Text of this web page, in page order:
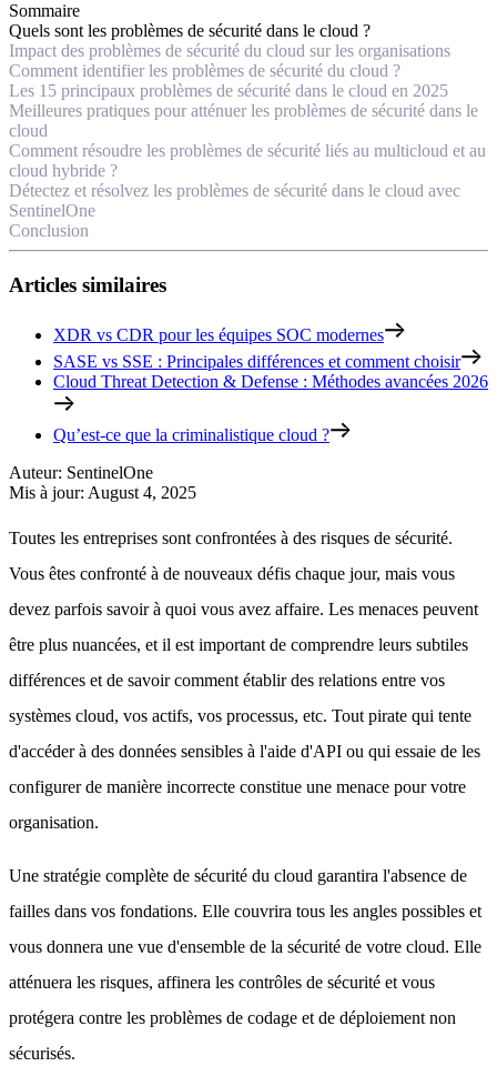
Sommaire
Quels sont les problèmes de sécurité dans le cloud ?
Impact des problèmes de sécurité du cloud sur les organisations
Comment identifier les problèmes de sécurité du cloud ?
Les 15 principaux problèmes de sécurité dans le cloud en 2025
Meilleures pratiques pour atténuer les problèmes de sécurité dans le
cloud
Comment résoudre les problèmes de sécurité liés au multicloud et au
cloud hybride ?
Détectez et résolvez les problèmes de sécurité dans le cloud avec
SentinelOne
Conclusion
Articles similaires
XDR vs CDR pour les équipes SOC modernes
SASE vs SSE : Principales différences et comment choisir
Cloud Threat Detection & Defense : Méthodes avancées 2026
Qu’est-ce que la criminalistique cloud ?
Auteur: SentinelOne
Mis à jour: August 4, 2025
Toutes les entreprises sont confrontées à des risques de sécurité.
Vous êtes confronté à de nouveaux défis chaque jour, mais vous
devez parfois savoir à quoi vous avez affaire. Les menaces peuvent
être plus nuancées, et il est important de comprendre leurs subtiles
différences et de savoir comment établir des relations entre vos
systèmes cloud, vos actifs, vos processus, etc. Tout pirate qui tente
d'accéder à des données sensibles à l'aide d'API ou qui essaie de les
configurer de manière incorrecte constitue une menace pour votre
organisation.
Une stratégie complète de sécurité du cloud garantira l'absence de
failles dans vos fondations. Elle couvrira tous les angles possibles et
vous donnera une vue d'ensemble de la sécurité de votre cloud. Elle
atténuera les risques, affinera les contrôles de sécurité et vous
protégera contre les problèmes de codage et de déploiement non
sécurisés.